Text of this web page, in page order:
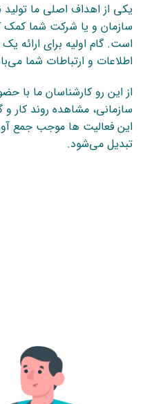
یکی از اهداف اصلی ما
سازمان و یا شرکت شما کمک
است. گام اولیه برای ارائه
اطلاعات و ارتباطات شما
از این رو کارشناسان ما با
سازمانی، مشاهده روند کار
این فعالیت ها موجب جمع
تبدیل می‌شود.